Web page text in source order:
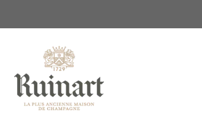
La newsletter Ruinart